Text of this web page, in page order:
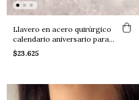
Llavero en acero quirúrgico
calendario aniversario para
personalizar
$23.625